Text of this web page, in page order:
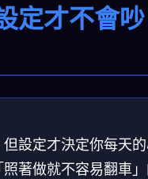
定才不會
設定才決定你每天
著做就不容易翻車